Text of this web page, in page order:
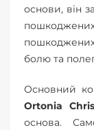
основи, він
болю та
Основний
Ortonia
основа.